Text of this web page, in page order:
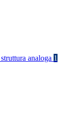
analoga 1